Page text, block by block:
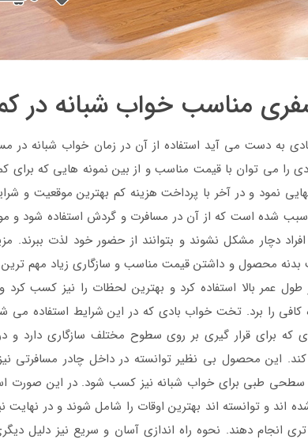
مناسب خواب شبانه در
به دست می آید استفاده از آن در زمان خواب شبانه
را می توان با قیمت مناسب و از بین نمونه هایی که برای
نمود و در آخر با پرداخت هزینه کم بهترین موقعیت و
شده است که از آن در مسافرت و گردش استفاده شود و
دچار مشکل نشوند و بتوانند از حضور خود لذت ببرند.
بدنه محصول و داشتن قیمت مناسب و سازگاری زیاد مهم ترین
عمر بالا استفاده کرد و بهترین لحظات را نیز کسب کرد
را برد. تخت خواب بادی که در این شرایط استفاده می
که برای قرار گیری بر روی سطوح مختلف سازگاری دارد و
این محصول بی نظیر توانسته در داخل چادر مسافرتی
سطحی طبی برای خواب شبانه نیز کسب شود. در این صورت
و توانسته اند بهترین اوقات را شامل شوند و در نهایت
انجام دهند. نحوه راه اندازی آسان و سریع نیز دلیل